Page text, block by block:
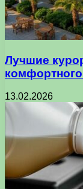
Лучшие
13.02.2026